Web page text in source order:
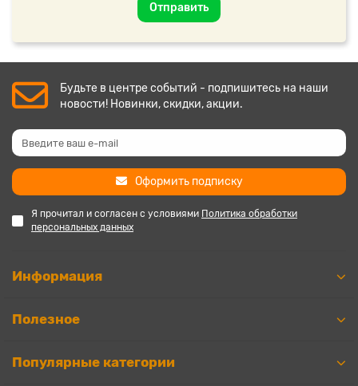
Отправить
Будьте в центре событий - подпишитесь на наши
новости! Новинки, скидки, акции.
Оформить подписку
Я прочитал и согласен с условиями Политика обработки
персональных данных
Информация
Полезное
Популярные категории